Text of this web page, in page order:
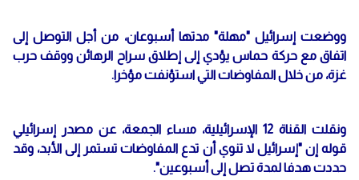
ووضعت إسرائيل "مهلة" مدتها أسبوعان، من أجل التوصل إلى
اتفاق مع حركة حماس يؤدي إلى إطلاق سراح الرهائن ووقف حرب
غزة، من خلال المفاوضات التي استؤنفت مؤخرا.
ونقلت القناة 12 الإسرائيلية، مساء الجمعة، عن مصدر إسرائيلي
قوله إن "إسرائيل لا تنوي أن تدع المفاوضات تستمر إلى الأبد، وقد
حددت هدفا لمدة تصل إلى أسبوعين".